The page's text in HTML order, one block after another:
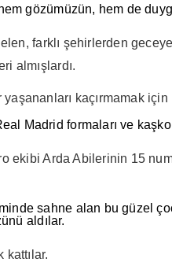
gözümüzün, hem de
farklı şehirlerden
almışlardı.
kaçırmamak
Madrid formaları ve
ekibi Arda Abilerinin 15
sahne alan bu güzel
aldılar.